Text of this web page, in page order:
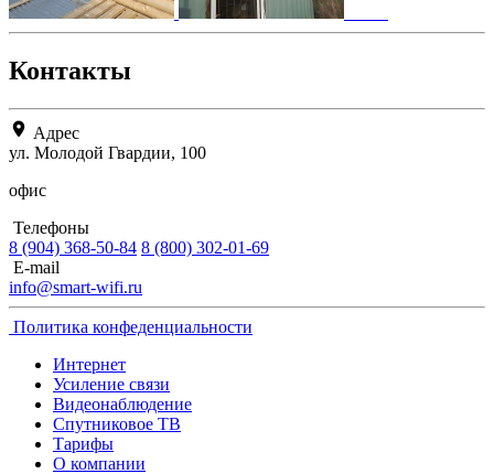
Контакты
Адрес
ул. Молодой Гвардии, 100
офис
Телефоны
8 (904) 368-50-84 8 (800) 302-01-69
E-mail
info@smart-wifi.ru
Политика конфеденциальности
Интернет
Усиление связи
Видеонаблюдение
Спутниковое ТВ
Тарифы
О компании